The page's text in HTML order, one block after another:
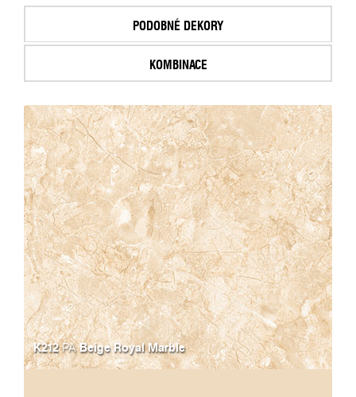
PODOBNÉ DEKORY
KOMBINACE
K212PABeige Royal Marble